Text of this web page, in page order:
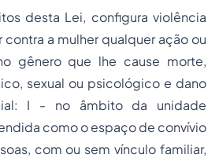
desta Lei, configura violência
a mulher qualquer ação ou
gênero que lhe cause morte,
sexual ou psicológico e dano
I - no âmbito da unidade
como o espaço de convívio
com ou sem vínculo familiar,